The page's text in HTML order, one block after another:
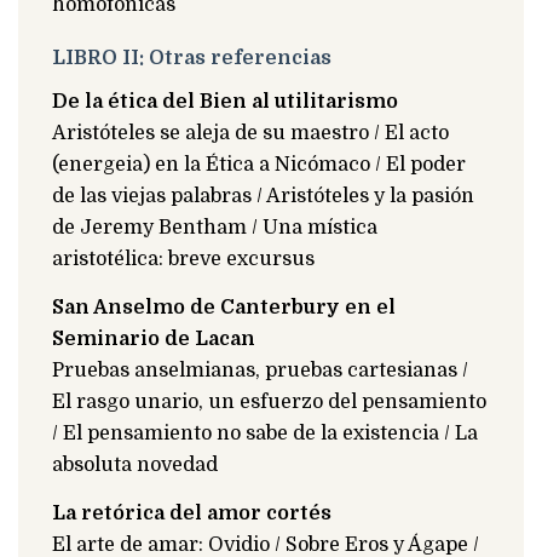
LIBRO II: Otras referencias
De la ética del Bien al utilitarismo
Aristóteles se aleja de su maestro / El acto
(energeia) en la Ética a Nicómaco / El poder
de las viejas palabras / Aristóteles y la pasión
de Jeremy Bentham / Una mística
aristotélica: breve excursus
San Anselmo de Canterbury en el
Seminario de Lacan
Pruebas anselmianas, pruebas cartesianas /
El rasgo unario, un esfuerzo del pensamiento
/ El pensamiento no sabe de la existencia / La
absoluta novedad
La retórica del amor cortés
El arte de amar: Ovidio / Sobre Eros y Ágape /